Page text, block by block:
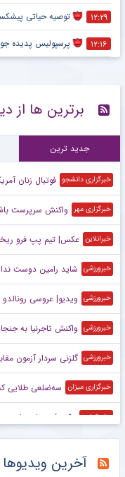
۱۲:۲۹ توصیه حیاتی
۱۲:۱۶ پرسپولیس پدیده
برترین ها از
جدید ترین
خبرگزاری دانشجو فوتبال زنان
خبرگزاری مهر واکنش سرپرست
خبرانلاین عکس| تیم پپ فرو
خبرورزشی شاید رامین دوست نداشت با لباس استقلال
خبرورزشی ویدیو| عروسی
خبرورزشی واکنش تاجرنیا به
خبرورزشی گلزنی سردار آزمون
خبرگزاری میزان سه‌ضلعی طلایی کشتی
مشرق نیوز عکس/ روزنامه‌های ورزشی
آخرین ویدیوها